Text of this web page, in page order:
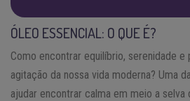
ÓLEO ESSENCIAL: O QUE É?
Como encontrar equilíbrio, serenidade e
agitação da nossa vida moderna? Uma
ajudar encontrar calma em meio a selva